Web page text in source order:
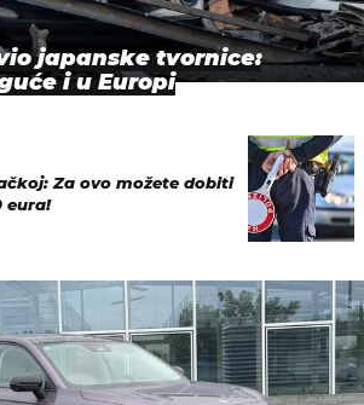
japanske tvornice:
i u Europi
Za ovo možete dobiti
eura!